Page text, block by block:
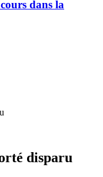
dans la
disparu